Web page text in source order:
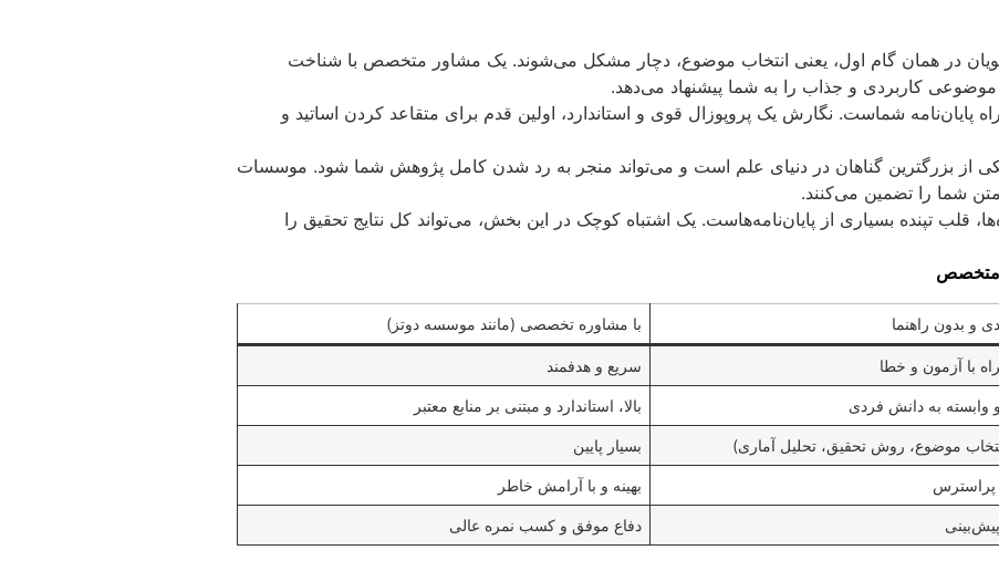
در همان گام اول، یعنی انتخاب موضوع، دچار مشکل می‌شوند. یک مشاور متخصص با شناخت
موضوعی کاربردی و جذاب را به شما پیشنهاد می‌دهد.
پایان‌نامه شماست. نگارش یک پروپوزال قوی و استاندارد، اولین قدم برای متقاعد کردن اساتید و
از بزرگترین گناهان در دنیای علم است و می‌تواند منجر به رد شدن کامل پژوهش شما شود. موسسات
متن شما را تضمین می‌کنند.
قلب تپنده بسیاری از پایان‌نامه‌هاست. یک اشتباه کوچک در این بخش، می‌تواند کل نتایج تحقیق را
و بدون راهنما با مشاوره تخصصی (مانند موسسه دوتز)
با آزمون و خطا سریع و هدفمند
به دانش فردی بالا، استاندارد و مبتنی بر منابع معتبر
موضوع، روش تحقیق، تحلیل آماری) بسیار پایین
بهینه و با آرامش خاطر
دفاع موفق و کسب نمره عالی